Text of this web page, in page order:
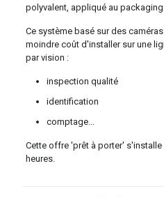
polyvalent, appliqué au
Ce système basé sur des
moindre coût d'installer sur une
par vision :
inspection qualité
identification
comptage...
Cette offre 'prêt à porter'
heures.